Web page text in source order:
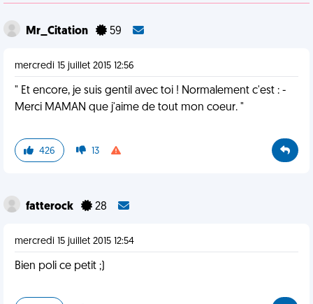
Mr_Citation 59
mercredi 15 juillet 2015 12:56
" Et encore, je suis gentil avec toi ! Normalement c'est : -
Merci MAMAN que j'aime de tout mon coeur. "
426 13
fatterock 28
mercredi 15 juillet 2015 12:54
Bien poli ce petit ;)